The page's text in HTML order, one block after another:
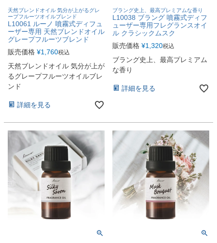
天然ブレンドオイル 気分が上がるグレ
ープフルーツオイルブレンド
L10061 ルーノ 噴霧式ディフュ
ーザー専用 天然ブレンドオイル
グレープフルーツブレンド
販売価格 ¥1,760税込
天然ブレンドオイル 気分が上が
るグレープフルーツオイルブレ
ンド
詳細を見る
ブラング史上、最高プレミアムな香り
L10038 ブラング 噴霧式ディフ
ューザー専用フレグランスオイ
ル クラシックムスク
販売価格 ¥1,320税込
ブラング史上、最高プレミアム
な香り
詳細を見る